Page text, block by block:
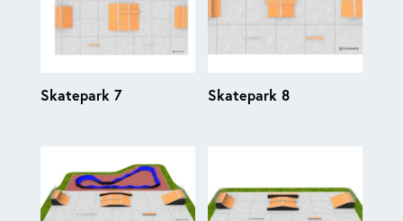
Skatepark 7 Skatepark 8